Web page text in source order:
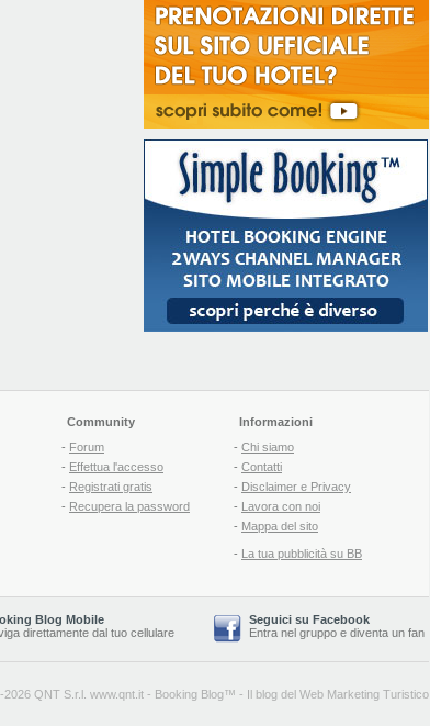
Community
- Forum
- Effettua l'accesso
- Registrati gratis
- Recupera la password
Informazioni
- Chi siamo
- Contatti
- Disclaimer e Privacy
- Lavora con noi
- Mappa del sito
- La tua pubblicità su BB
Blog Mobile
direttamente dal tuo cellulare
Seguici su Facebook
Entra nel gruppo e diventa un fan
QNT S.r.l. www.qnt.it - Booking Blog™ - Il blog del Web Marketing Turistico